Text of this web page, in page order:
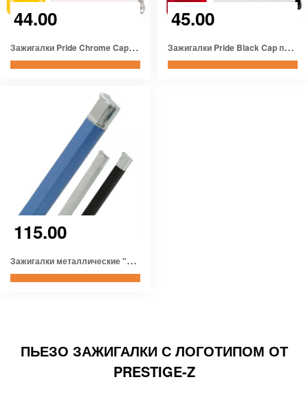
44.00
З
ажигалки Pride Chrome Cap пьезо многоразовые
45.00
З
ажигалки Pride Black Cap пьезо многоразовые
115.00
З
ажигалки металлические "Стиль"
ПЬЕЗО ЗАЖИГАЛКИ С ЛОГОТИПОМ ОТ
PRESTIGE-Z